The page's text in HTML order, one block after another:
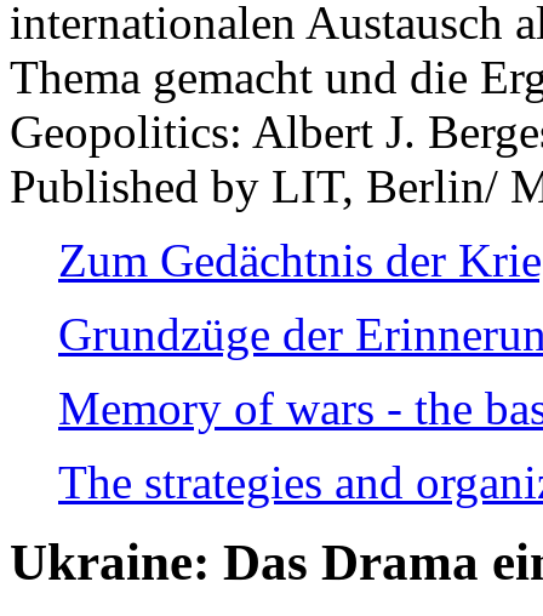
internationalen Austausch
Thema gemacht und die
Geopolitics: Albert J.
Published by LIT, Berlin/
Zum Gedächtnis der
Grundzüge der
Memory of wars - the
The strategies and
Ukraine: Das Drama